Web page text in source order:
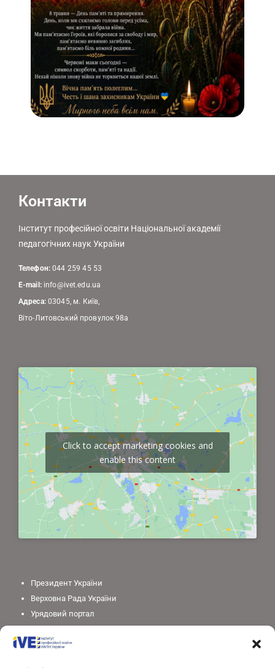
Контакти
Інститут професійної освіти Національної академії
педагогічних наук України
Телефон:044 259 45 53
E-mail: info@ivet.edu.ua
Адреса:03045, м. Київ,
Віто-Литовський провулок 98а
Click to accept marketing cookies and
enable this content
Президент України
Верховна Рада України
Урядовий портал
Міністерство освіти і науки України